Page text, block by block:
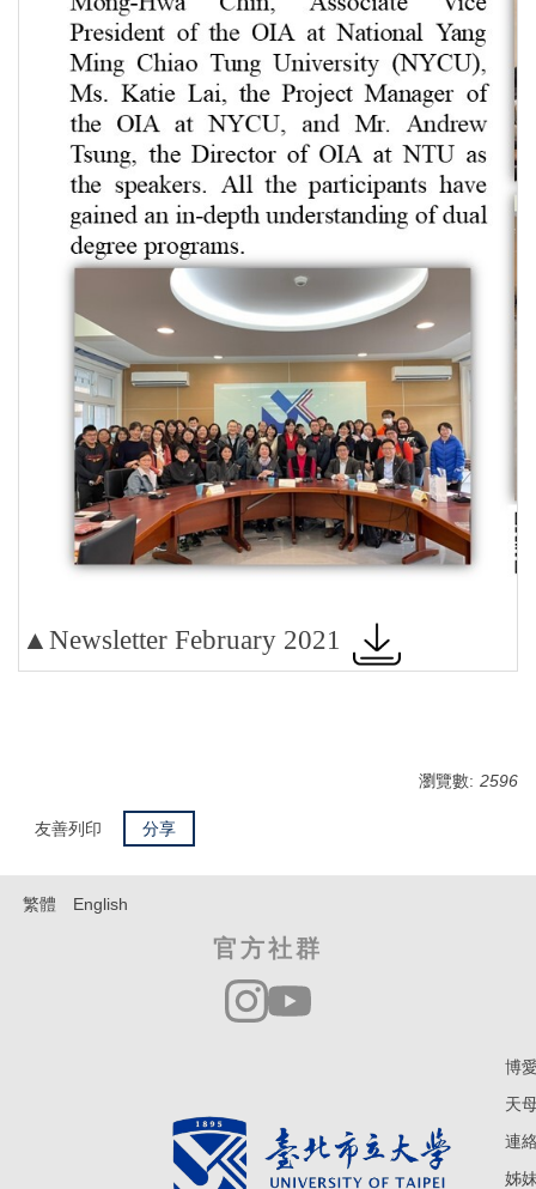
▲Newsletter February 2021
瀏覽數: 2596
友善列印 分享
繁體 English
官方社群
博
天
連
姊